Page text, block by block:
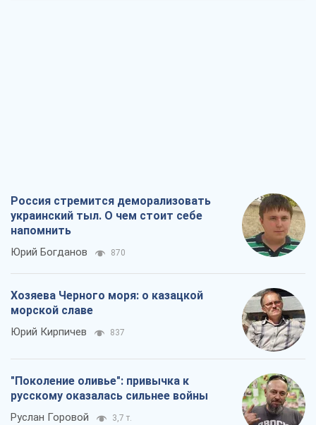
Россия стремится деморализовать
украинский тыл. О чем стоит себе
напомнить
Юрий Богданов 870
Хозяева Черного моря: о казацкой
морской славе
Юрий Кирпичев 837
"Поколение оливье": привычка к
русскому оказалась сильнее войны
Руслан Горовой 3,7 т.